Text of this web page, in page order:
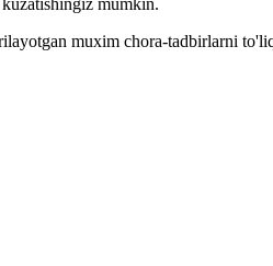
muxim chora-tadbirlarni